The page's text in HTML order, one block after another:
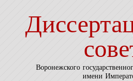
Воронежского
имени